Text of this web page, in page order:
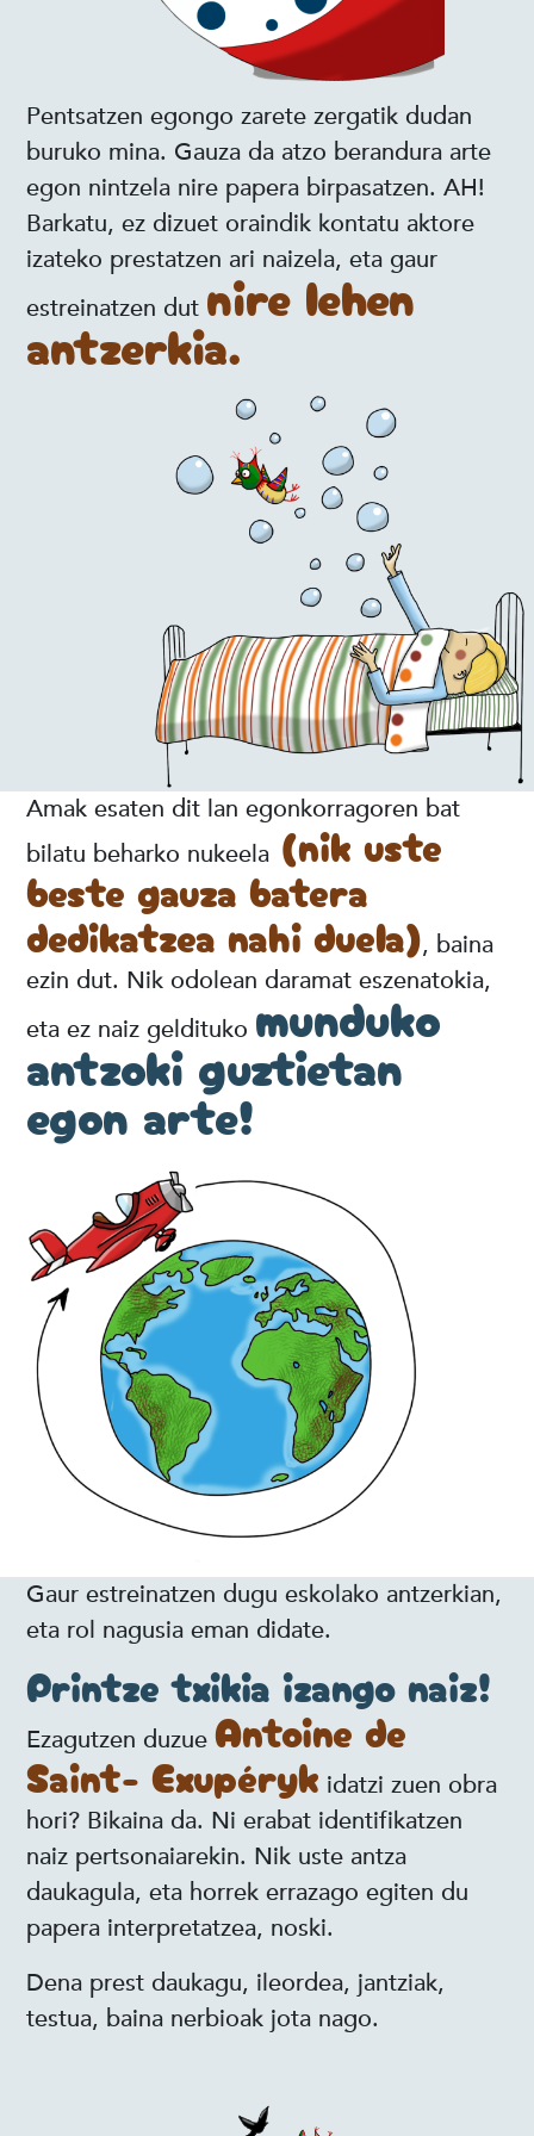
Pentsatzen egongo zarete zergatik dudan
buruko mina. Gauza da atzo berandura arte
egon nintzela nire papera birpasatzen. AH!
Barkatu, ez dizuet oraindik kontatu aktore
izateko prestatzen ari naizela, eta gaur
estreinatzen dut nire lehen
antzerkia.
Amak esaten dit lan egonkorragoren bat
bilatu beharko nukeela (nik uste
beste gauza batera
dedikatzea nahi duela), baina
ezin dut. Nik odolean daramat eszenatokia,
eta ez naiz geldituko munduko
antzoki guztietan
egon arte!
Gaur estreinatzen dugu eskolako antzerkian,
eta rol nagusia eman didate.
Printze txikia izango naiz!
Ezagutzen duzueAntoine de
Saint- Exupéryk idatzi zuen obra
hori? Bikaina da. Ni erabat identifikatzen
naiz pertsonaiarekin. Nik uste antza
daukagula, eta horrek errazago egiten du
papera interpretatzea, noski.
Dena prest daukagu, ileordea, jantziak,
testua, baina nerbioak jota nago.